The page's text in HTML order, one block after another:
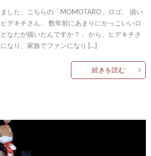
した、こちらの「MOMOTARO」ロゴ。 描い
デキチさん。 数年前にあまりにかっこいいロ
なたが描いたんですか？」 から、ヒデキチさ
なり、家族でファンになり […]
続きを読む